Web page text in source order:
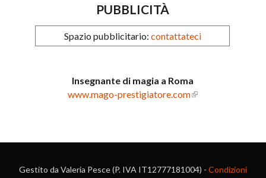
PUBBLICITÀ
Spazio pubblicitario: contattateci
Insegnante di magia a Roma
www.mago-prestigiatore.com
Gestito da Valeria Pesce (P. IVA IT12777181004) - Condizioni